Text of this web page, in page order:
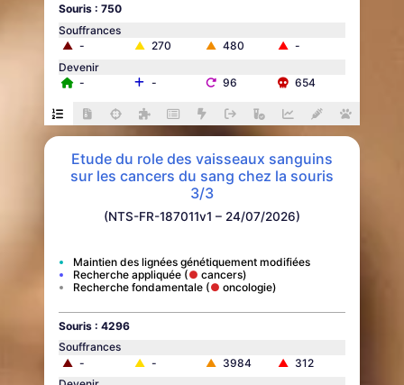
Souris : 750
Souffrances
▲ - ▲ 270 ▲ 480 ▲ -
Devenir
-
- 96 654
Etude du role des vaisseaux sanguins
sur les cancers du sang chez la souris
3/3
(NTS-FR-187011v1 – 24/07/2026)
Maintien des lignées génétiquement modifiées
Recherche appliquée
cancers
Recherche fondamentale
oncologie
Souris : 4296
Souffrances
▲ - ▲ - ▲ 3984 ▲ 312